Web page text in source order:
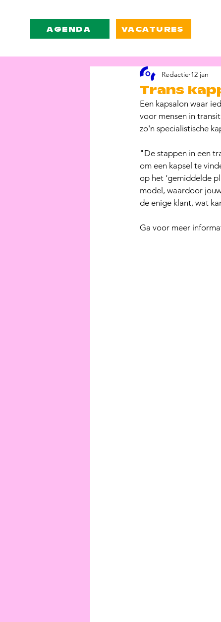
AGENDA VACATURES
Trans
Redactie 12 jan
Een kapsalon waar
voor mensen in
zo'n specialistische
"De stappen in een
om een kapsel te
op het ‘gemiddelde
model, waardoor
de enige klant, wat
Ga voor meer